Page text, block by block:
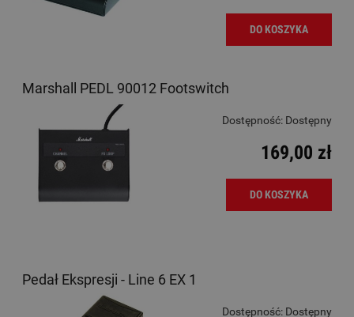
DO KOSZYKA
Marshall PEDL 90012 Footswitch
Dostępność: Dostępny
169,00 zł
DO KOSZYKA
Pedał Ekspresji - Line 6 EX 1
Dostępność: Dostępny